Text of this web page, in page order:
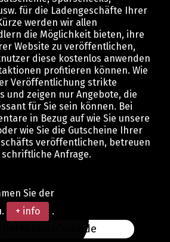
für die Ladengeschäfte Ihrer
werden wir allen
die Möglichkeit bieten, ihre
Website zu veröffentlichen,
diese kostenlos anwenden
profitieren können. Wie
Veröffentlichung strikte
und zeigen nur Angebote, die
für Sie sein können. Bei
in Bezug auf wie Sie unsere
wie Sie die Gutscheine Ihrer
veröffentlichen, betreuen
Anfrage.
Sie der
+ info .